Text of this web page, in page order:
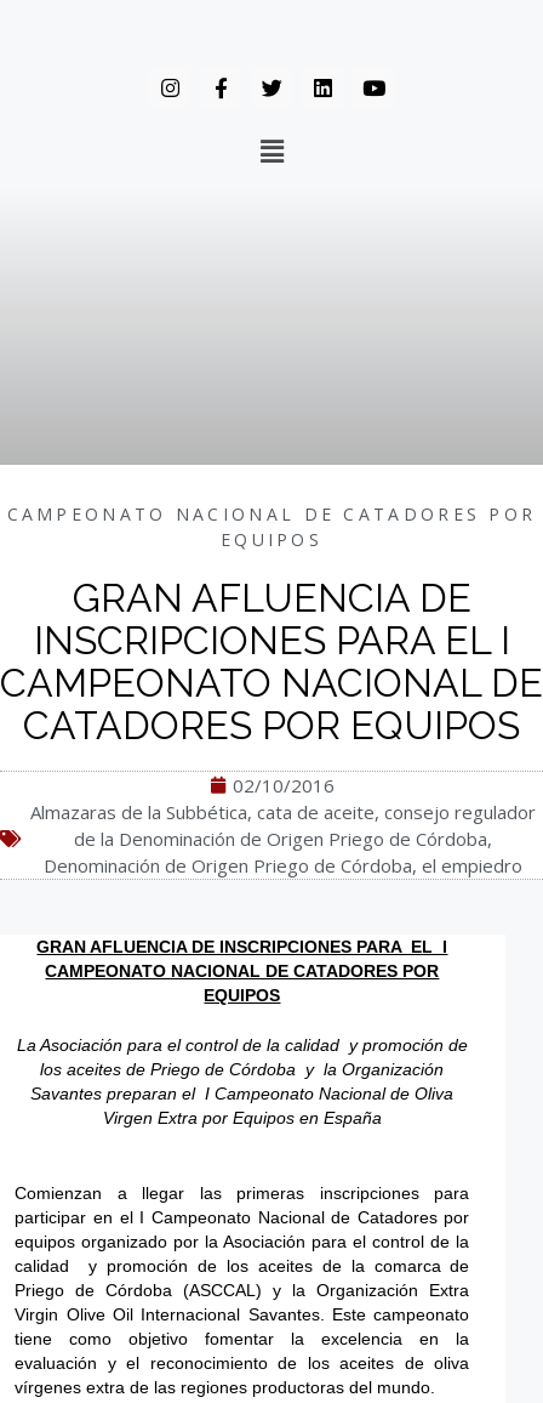
CAMPEONATO NACIONAL DE CATADORES POR
EQUIPOS
GRAN AFLUENCIA DE
INSCRIPCIONES PARA EL I
CAMPEONATO NACIONAL DE
CATADORES POR EQUIPOS
02/10/2016
Almazaras de la Subbética, cata de aceite, consejo regulador
de la Denominación de Origen Priego de Córdoba,
Denominación de Origen Priego de Córdoba, el empiedro
GRAN AFLUENCIA DE INSCRIPCIONES PARA EL I
CAMPEONATO NACIONAL DE CATADORES POR
EQUIPOS
La Asociación para el control de la calidad y promoción de
los aceites de Priego de Córdoba y la Organización
Savantes preparan el I Campeonato Nacional de Oliva
Virgen Extra por Equipos en España
Comienzan a llegar las primeras inscripciones para
participar en el I Campeonato Nacional de Catadores por
equipos organizado por la Asociación para el control de la
calidad y promoción de los aceites de la comarca de
Priego de Córdoba (ASCCAL) y la Organización Extra
Virgin Olive Oil Internacional Savantes. Este campeonato
tiene como objetivo fomentar la excelencia en la
evaluación y el reconocimiento de los aceites de oliva
vírgenes extra de las regiones productoras del mundo.